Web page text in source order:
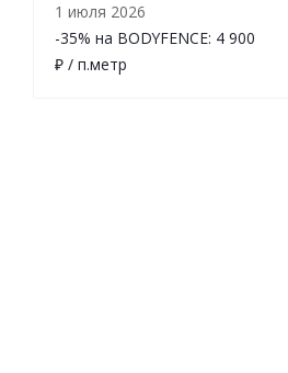
1 июля 2026
-35% на BODYFENCE: 4 900
₽ / п.метр